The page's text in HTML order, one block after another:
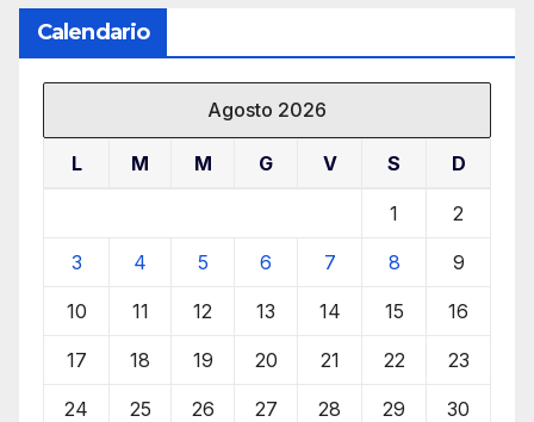
Calendario
Agosto 2026
L M M G V S D
1 2
3 4 5 6 7 8 9
10 11 12 13 14 15 16
17 18 19 20 21 22 23
24 25 26 27 28 29 30